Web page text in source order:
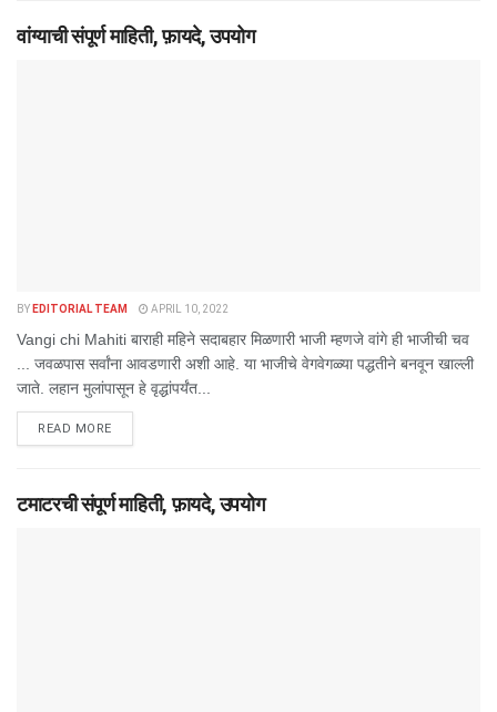
वांग्याची संपूर्ण माहिती, फ़ायदे, उपयोग
BY EDITORIAL TEAM APRIL 10, 2022
Vangi chi Mahiti बाराही महिने सदाबहार मिळणारी भाजी म्हणजे वांगे ही भाजीची चव
... जवळपास सर्वांना आवडणारी अशी आहे. या भाजीचे वेगवेगळ्या पद्धतीने बनवून खाल्ली
जाते. लहान मुलांपासून हे वृद्धांपर्यंत...
READ MOREDETAILS
टमाटरची संपूर्ण माहिती, फ़ायदे, उपयोग